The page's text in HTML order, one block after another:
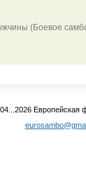
(Боевое
Европейская